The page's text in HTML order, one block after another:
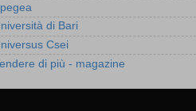
di Bari
Csei
di più - magazine